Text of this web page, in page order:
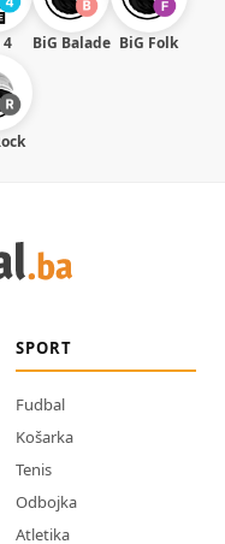
4 BiG Balade BiG Folk
SPORT
Fudbal
Košarka
Tenis
Odbojka
Atletika